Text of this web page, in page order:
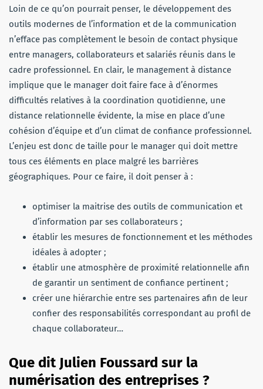
Loin de ce qu’on pourrait penser, le développement des
outils modernes de l’information et de la communication
n’efface pas complètement le besoin de contact physique
entre managers, collaborateurs et salariés réunis dans le
cadre professionnel. En clair, le management à distance
implique que le manager doit faire face à d’énormes
difficultés relatives à la coordination quotidienne, une
distance relationnelle évidente, la mise en place d’une
cohésion d’équipe et d’un climat de confiance professionnel.
L’enjeu est donc de taille pour le manager qui doit mettre
tous ces éléments en place malgré les barrières
géographiques. Pour ce faire, il doit penser à :
optimiser la maitrise des outils de communication et
d’information par ses collaborateurs ;
établir les mesures de fonctionnement et les méthodes
idéales à adopter ;
établir une atmosphère de proximité relationnelle afin
de garantir un sentiment de confiance pertinent ;
créer une hiérarchie entre ses partenaires afin de leur
confier des responsabilités correspondant au profil de
chaque collaborateur…
Que dit Julien Foussard sur la
numérisation des entreprises ?